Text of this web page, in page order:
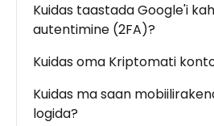
Kuidas taastada Google'i
autentimine (2FA)?
Kuidas oma Kriptomati
Kuidas ma saan
logida?